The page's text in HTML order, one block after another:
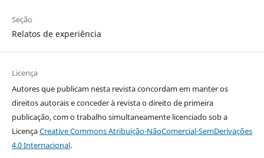
Seção
Relatos de experiência
Licença
Autores que publicam nesta revista concordam em manter os
direitos autorais e conceder à revista o direito de primeira
publicação, com o trabalho simultaneamente licenciado sob a
LicençaCreative Commons Atribuição-NãoComercial-SemDerivações
4.0 Internacional.